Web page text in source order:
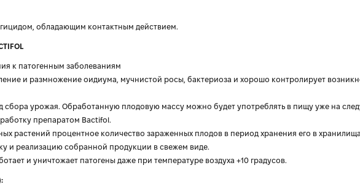
обладающим контактным действием.
к патогенным заболеваниям
и размножение оидиума, мучнистой росы, бактериоза и хорошо контролирует
урожая. Обработанную плодовую массу можно будет употреблять в пищу уже на
препаратом Bactifol.
растений процентное количество зараженных плодов в период хранения его в
и реализацию собранной продукции в свежем виде.
и уничтожает патогены даже при температуре воздуха +10 градусов.